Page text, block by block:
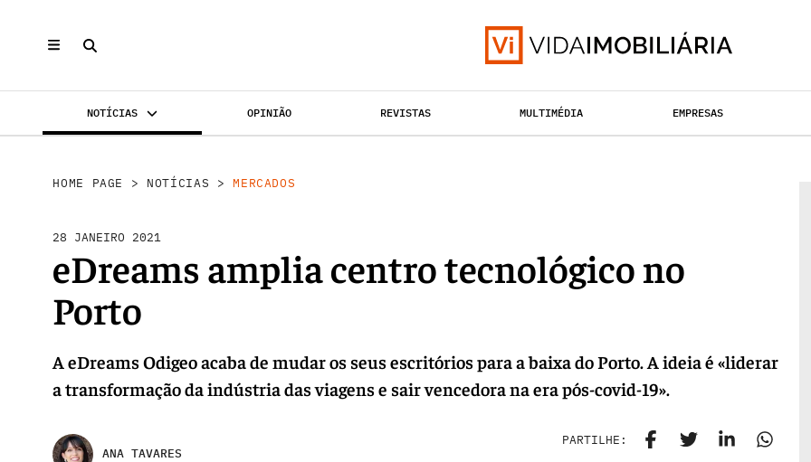
NOTÍCIAS OPINIÃO REVISTAS MULTIMÉDIA EMPRESAS
HOME PAGE > NOTÍCIAS >MERCADOS
28 JANEIRO 2021
eDreams amplia centro tecnológico no
Porto
A eDreams Odigeo acaba de mudar os seus escritórios para a baixa do Porto. A ideia é «liderar
a transformação da indústria das viagens e sair vencedora na era pós-covid-19».
ANA TAVARES
PARTILHE: